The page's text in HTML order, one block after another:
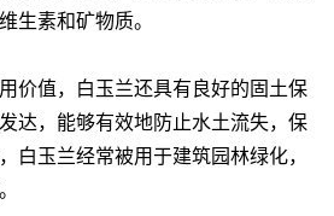
生素和矿物质。
值，白玉兰还具有良好的固土保
达，能够有效地防止水土流失，保
白玉兰经常被用于建筑园林绿化，